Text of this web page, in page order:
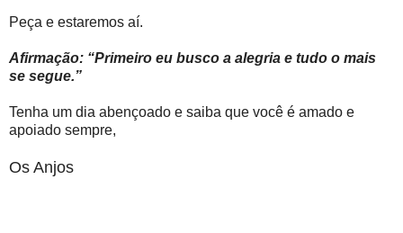
Peça e estaremos aí.
Afirmação: “Primeiro eu busco a alegria e tudo o mais
se segue.”
Tenha um dia abençoado e saiba que você é amado e
apoiado sempre,
Os Anjos